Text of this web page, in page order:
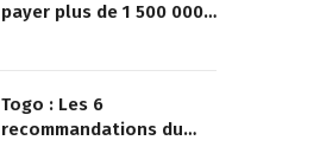
payer plus de 1 500 000
Togo : Les 6
recommandations du